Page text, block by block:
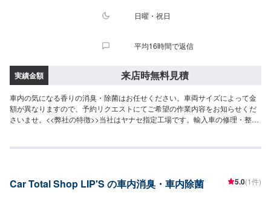
日曜・祝日
平均16時間で返信
実績金額 来店時無料見積
車内の気になる香りの消臭・除菌はお任せください。車両サイズによって金
額が異なりますので、予約リクエストにてご希望の作業内容をお知らせくだ
さいませ。<<弊社の特徴>>当社はヤナセ指定工場です。輸入車の修理・整備
意しております。<<国家資格を持った整備士が多数在籍>>二級整備士・三級
Car Total Shop LIP'S の車内消臭・車内除菌 5.0(1件)